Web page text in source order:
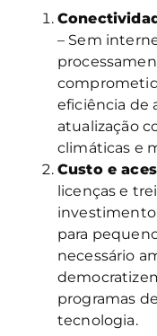
– Sem
eficiência de
atualização
climáticas e
Custo e
licenças e
investimento
para
necessário
programas
tecnologia.